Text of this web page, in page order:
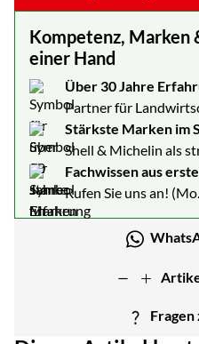
Kompetenz, Marken
einer Hand
Über 30 Jahre
Partner für
Stärkste Marken im
Shell & Michelin als
Fachwissen aus
Rufen Sie uns an!